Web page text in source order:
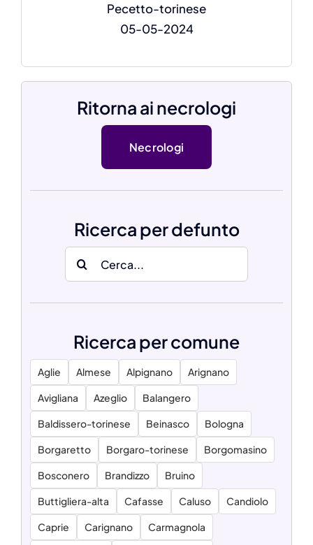
Pecetto-torinese
05-05-2024
Ritorna ai necrologi
Necrologi
Ricerca per defunto
Search
for:
Ricerca per comune
Aglie Almese Alpignano Arignano
Avigliana Azeglio Balangero
Baldissero-torinese Beinasco Bologna
Borgaretto Borgaro-torinese Borgomasino
Bosconero Brandizzo Bruino
Buttigliera-alta Cafasse Caluso Candiolo
Caprie Carignano Carmagnola